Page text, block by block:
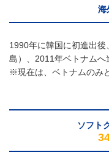
海
1990年に韓国に初進出
島）、2011年ベトナムへ
※現在は、ベトナムのみ
ソフト